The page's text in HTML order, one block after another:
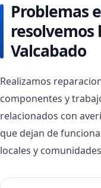
Problemas
Valcabado
Realizamos
componentes y
relacionados con
que dejan de
locales y